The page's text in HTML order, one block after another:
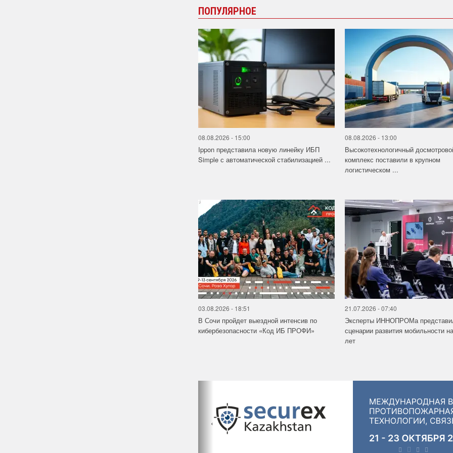
ПОПУЛЯРНОЕ
08.08.2026 - 15:00
Ippon представила новую линейку ИБП
Simple с автоматической стабилизацией ...
08.08.2026 - 13:00
Высокотехнологичный
комплекс поставили в крупном
логистическом ...
03.08.2026 - 18:51
В Сочи пройдет выездной интенсив по
кибербезопасности «Код ИБ ПРОФИ»
21.07.2026 - 07:40
Эксперты ИННОПРОМа
сценарии развития мобильности
лет
‹